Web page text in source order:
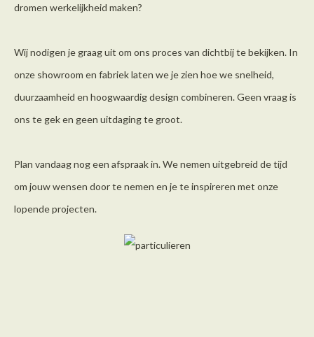
dromen werkelijkheid maken?
Wij nodigen je graag uit om ons proces van dichtbij te bekijken. In
onze showroom en fabriek laten we je zien hoe we snelheid,
duurzaamheid en hoogwaardig design combineren. Geen vraag is
ons te gek en geen uitdaging te groot.
Plan vandaag nog een afspraak in. We nemen uitgebreid de tijd
om jouw wensen door te nemen en je te inspireren met onze
lopende projecten.